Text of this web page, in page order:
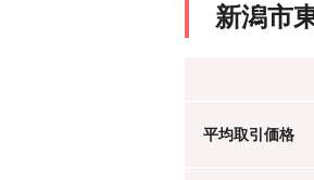
新潟市
平均取引価格